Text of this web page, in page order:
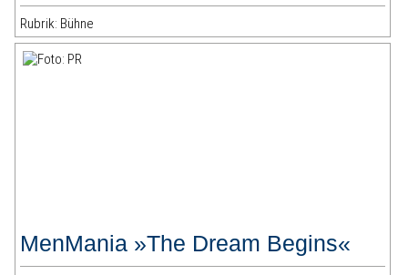
Rubrik: Bühne
MenMania »The Dream Begins«